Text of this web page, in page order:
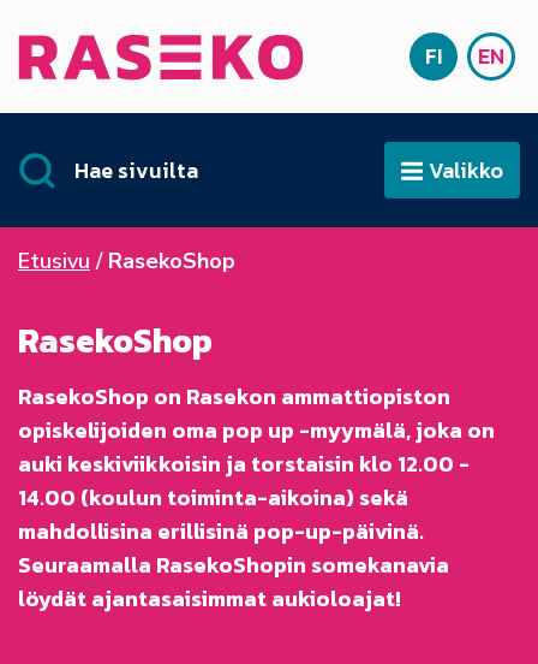
Etusivu SUOMI
FI EN
Hae sivuilta AvaaValikko
Etusivu RasekoShop
RasekoShop
RasekoShop on Rasekon ammattiopiston
opiskelijoiden oma pop up -myymälä, joka on
auki keskiviikkoisin ja torstaisin klo 12.00 -
14.00 (koulun toiminta-aikoina) sekä
mahdollisina erillisinä pop-up-päivinä.
Seuraamalla RasekoShopin somekanavia
löydät ajantasaisimmat aukioloajat!